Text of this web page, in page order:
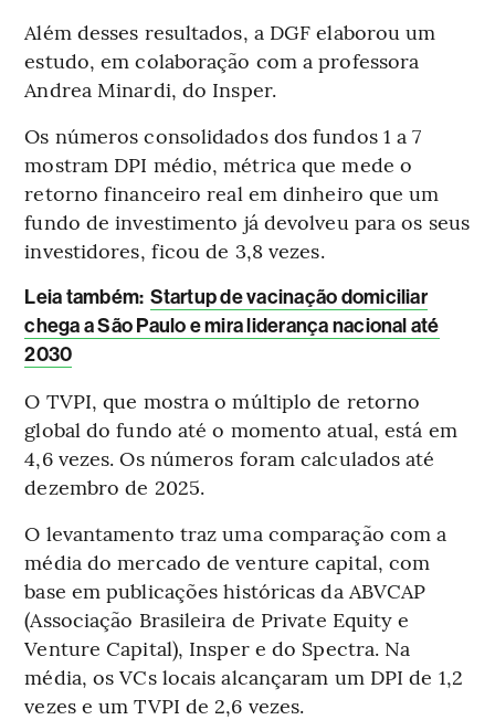
Além desses resultados, a DGF elaborou um
estudo, em colaboração com a professora
Andrea Minardi, do Insper.
Os números consolidados dos fundos 1 a 7
mostram DPI médio, métrica que mede o
retorno financeiro real em dinheiro que um
fundo de investimento já devolveu para os seus
investidores, ficou de 3,8 vezes.
Leia também: Startup de vacinação domiciliar
chega a São Paulo e mira liderança nacional até
2030
O TVPI, que mostra o múltiplo de retorno
global do fundo até o momento atual, está em
4,6 vezes. Os números foram calculados até
dezembro de 2025.
O levantamento traz uma comparação com a
média do mercado de venture capital, com
base em publicações históricas da ABVCAP
(Associação Brasileira de Private Equity e
Venture Capital), Insper e do Spectra. Na
média, os VCs locais alcançaram um DPI de 1,2
vezes e um TVPI de 2,6 vezes.